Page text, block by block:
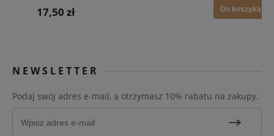
17,50 zł Do koszyka
NEWSLETTER
Podaj swój adres e-mail, a otrzymasz 10% rabatu na zakupy.